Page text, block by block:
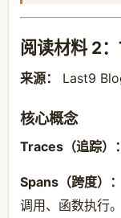
阅读材料 2
来源： Last9
核心概念
Traces（追踪）：
Spans（跨度）：
调用、函数执行。